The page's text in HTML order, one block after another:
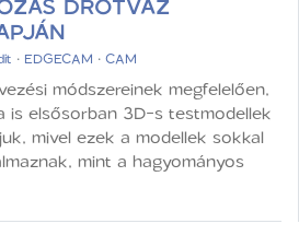
· EDGECAM ·CAM
módszereinek megfelelően,
is elsősorban 3D-s testmodellek
mivel ezek a modellek sokkal
mint a hagyományos